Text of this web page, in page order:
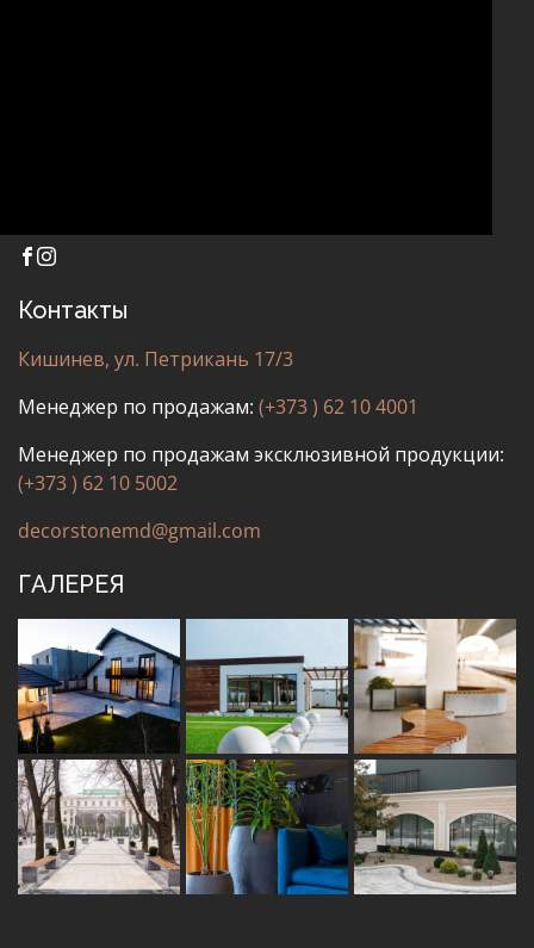
Контакты
Кишинев, ул. Петрикань 17/3
Менеджер по продажам: (+373 ) 62 10 4001
Менеджер по продажам эксклюзивной продукции:
(+373 ) 62 10 5002
decorstonemd@gmail.com
ГАЛЕРЕЯ